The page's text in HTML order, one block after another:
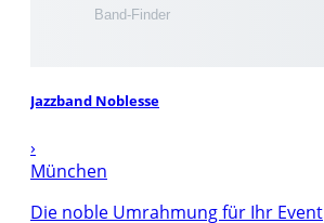
Jazzband Noblesse
›
München
Die noble Umrahmung für Ihr Event